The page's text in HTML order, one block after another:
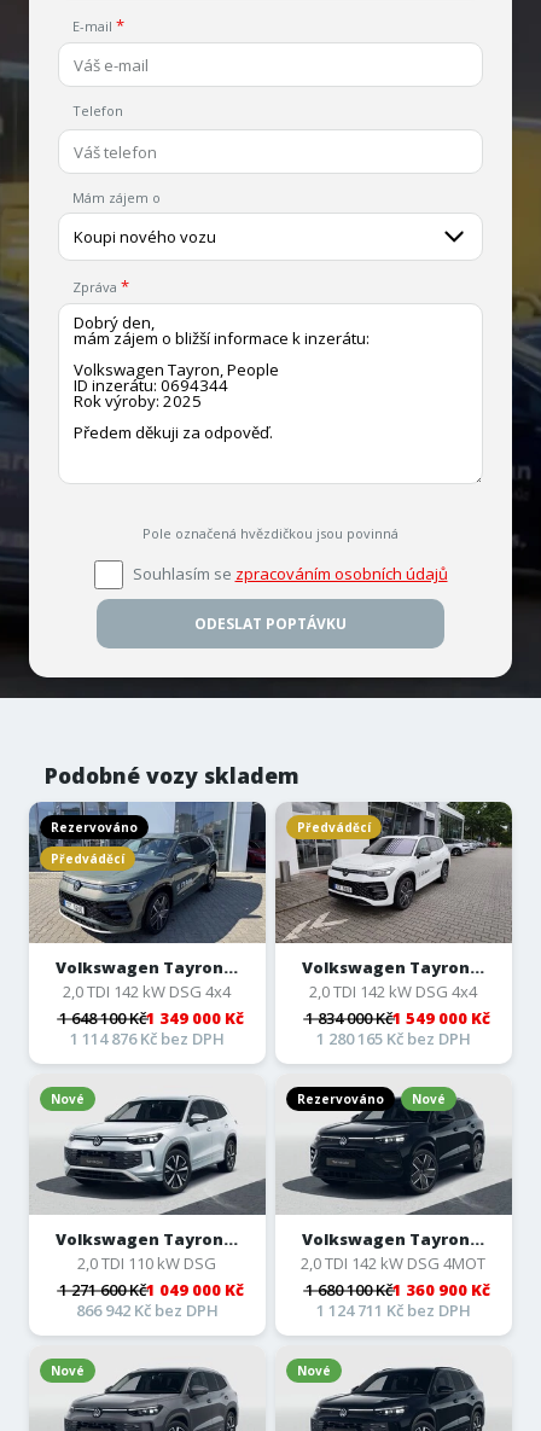
E-mail
Telefon
Mám zájem o
Koupi nového vozu
Zpráva
Pole označená hvězdičkou jsou povinná
Souhlasím se zpracováním osobních údajů
ODESLAT POPTÁVKU
Podobné vozy skladem
Rezervováno
Předváděcí
Volkswagen Tayron...
2,0 TDI 142 kW DSG 4x4
1 648 100 Kč1 349 000 Kč
1 114 876 Kč bez DPH
Předváděcí
Volkswagen Tayron...
2,0 TDI 142 kW DSG 4x4
1 834 000 Kč1 549 000 Kč
1 280 165 Kč bez DPH
Nové
Volkswagen Tayron...
2,0 TDI 110 kW DSG
1 271 600 Kč1 049 000 Kč
866 942 Kč bez DPH
Rezervováno Nové
Volkswagen Tayron...
2,0 TDI 142 kW DSG 4MOT
1 680 100 Kč1 360 900 Kč
1 124 711 Kč bez DPH
Nové Nové